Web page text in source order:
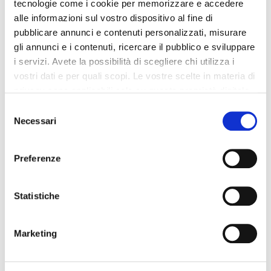
tecnologie come i cookie per memorizzare e accedere
alle informazioni sul vostro dispositivo al fine di
pubblicare annunci e contenuti personalizzati, misurare
gli annunci e i contenuti, ricercare il pubblico e sviluppare
i servizi. Avete la possibilità di scegliere chi utilizza i
vostri dati e per quali scopi. Le vostre scelte in materia di
modificare o revocare il proprio consenso in qualsiasi
momento dalla Dichiarazione sui cookie o facendo clic
raccogliere informazioni sulla tua posizione
geografica, con un'approssimazione di qualche
Identificare il tuo dispositivo, scansionandolo
delNecessari
Preferenze
Statistiche
Marketing
Altri prodotti che potrebbero
interessarti